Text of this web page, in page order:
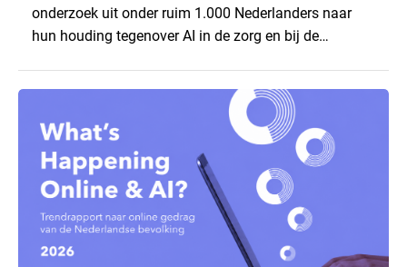
onderzoek uit onder ruim 1.000 Nederlanders naar
hun houding tegenover AI in de zorg en bij de
toepassingen, en waar trekken zij een grens? Dit
artikel is aangeleverd door kennispartner Miles
Research. ▼ De uitkomsten zijn…